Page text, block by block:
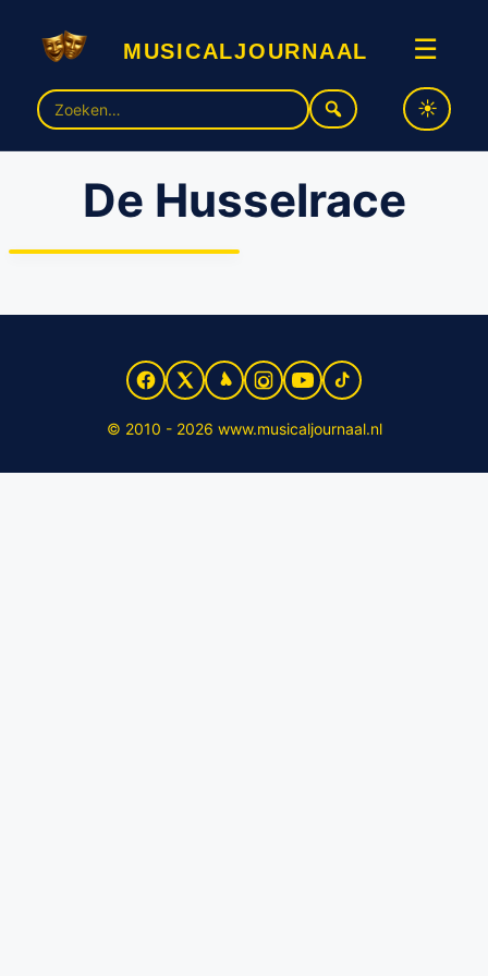
musicaljournaal ☰
Zoek
naar:
De Husselrace
theater met de
gloednieuwe
familiemusical: ‘De
© 2010 - 2026 www.musicaljournaal.nl